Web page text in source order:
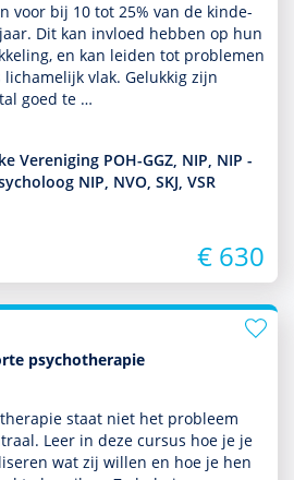
voor bij 10 tot 25% van de kin­de­
Dit kan invloed hebben op hun
en kan leiden tot pro­ble­men
vlak. Gelukkig zijn
goed te …
Vereniging POH-GGZ, NIP, NIP -
NIP, NVO, SKJ, VSR
€ 630
psychotherapie
staat niet het probleem
Leer in deze cursus hoe je je
wat zij willen en hoe je hen